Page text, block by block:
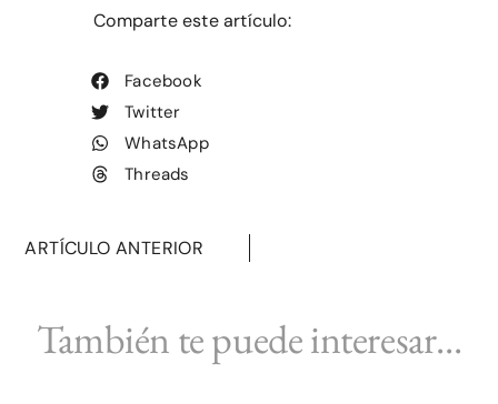
Comparte este artículo:
Facebook
Twitter
WhatsApp
Threads
ARTÍCULO ANTERIOR
También te puede interesar...